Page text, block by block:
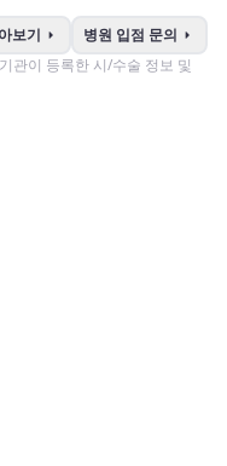
보기 arrow_right 병원 입점 문의 arrow_right
관이 등록한 시/수술 정보 및